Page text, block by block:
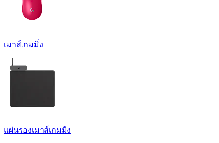
เมาส์เกมมิ่ง
แผ่นรองเมาส์เกมมิ่ง